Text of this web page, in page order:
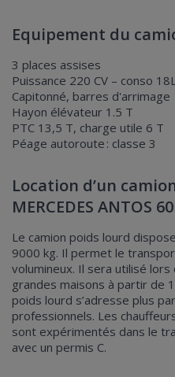
Equipement du
3 places assises
Puissance 220 CV – conso
Capitonné, barres d'arrimage
Hayon élévateur 1.5 T
PTC 13,5 T, charge utile 6 T
Péage autoroute : classe 3
Location d’un
MERCEDES ANTOS
Le camion poids lourd
9000 kg. Il permet le
volumineux. Il sera utilisé
grandes maisons à partir de
poids lourd s’adresse plus
professionnels. Les
sont expérimentés dans le
avec un permis C.